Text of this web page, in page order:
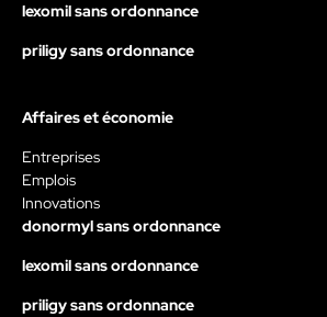
lexomil sans ordonnance
priligy sans ordonnance
Affaires et économie
Entreprises
Emplois
Innovations
donormyl sans ordonnance
lexomil sans ordonnance
priligy sans ordonnance